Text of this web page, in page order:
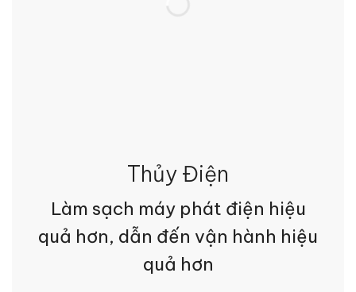
Thủy Điện
Làm sạch máy phát điện hiệu
quả hơn, dẫn đến vận hành hiệu
quả hơn